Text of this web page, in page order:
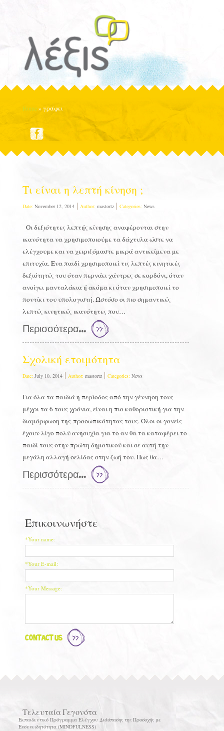
Home »γράφει
Τι είναι η λεπτή κίνηση ;
Date: November 12, 2014 Author: mastortz Categories: News
Οι δεξιότητες λεπτής κίνησης αναφέρονται στην
ικανότητα να χρησιμοποιούμε τα δάχτυλα ώστε να
ελέγχουμε και να χειριζόμαστε μικρά αντικείμενα με
επιτυχία. Ένα παιδί χρησιμοποιεί τις λεπτές κινητικές
δεξιότητές του όταν περνάει χάντρες σε κορδόνι, όταν
ανοίγει μανταλάκια ή ακόμα κι όταν χρησιμοποιεί το
ποντίκι του υπολογιστή. Ωστόσο οι πιο σημαντικές
λεπτές κινητικές ικανότητες που…
Περισσότερα...
Σχολική ετοιμότητα
Date: July 10, 2014 Author: mastortz Categories: News
Για όλα τα παιδιά η περίοδος από την γέννηση τους
μέχρι τα 6 τους χρόνια, είναι η πιο καθοριστική για την
διαμόρφωση της προσωπικότητας τους. Όλοι οι γονείς
έχουν λίγο πολύ ανησυχία για το αν θα τα καταφέρει το
παιδί τους στην πρώτη δημοτικού και σε αυτή την
μεγάλη αλλαγή σελίδας στην ζωή του. Πως θα…
Περισσότερα...
Επικοινωνήστε
*Your name:
*Your E-mail:
*Your Message:
Contact Us
Τελευταία Γεγονότα
Εκπαιδευτικό Πρόγραμμα Ελέγχου Διάσπασης της Προσοχής με
Ενσυνειδητότητα (MINDFULNESS)